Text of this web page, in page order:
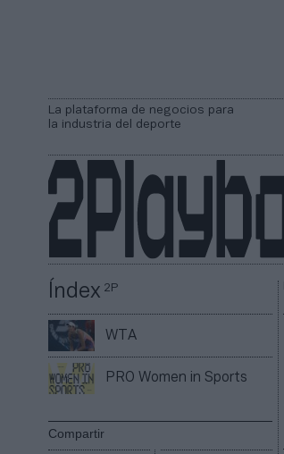
La plataforma de negocios para
la industria del deporte
Índex2P
WTA
PRO Women in Sports
Compartir